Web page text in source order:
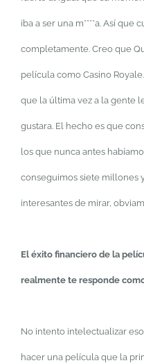
iba a ser una m****a. Así que
completamente. Creo que
película como Casino
que la última vez a la gente
gustara. El hecho es que
los que nunca antes
conseguimos siete millones
interesantes de mirar,
El éxito financiero de la
realmente te responde
No intento intelectualizar
hacer una película que la